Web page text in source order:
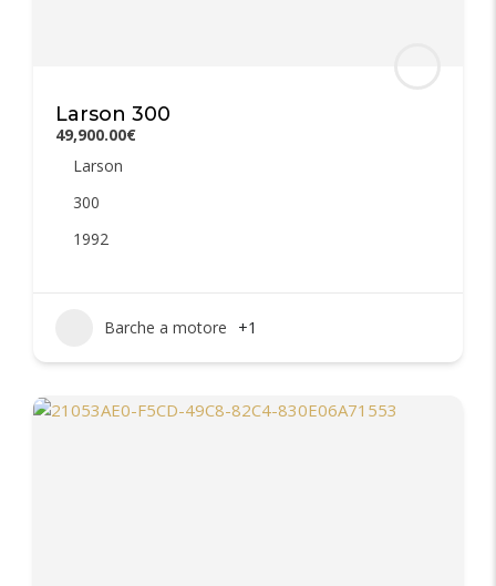
Larson 300
49,900.00€
Larson
300
1992
Barche a motore +1